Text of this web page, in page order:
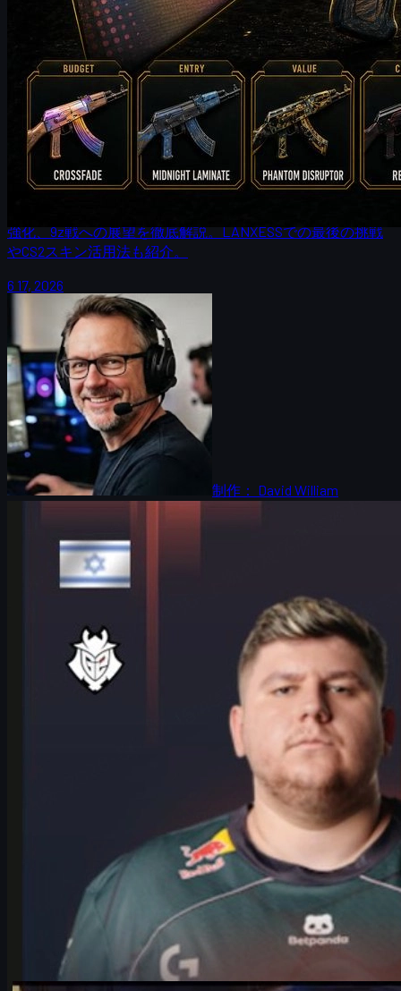
制作：Michael
カウンターストライク 26 17, 2026
FalleNが語るFURIAの調整とIEMケルン優勝への鍵
【CS2スキン事情も解説】
強化、9z戦への展望を徹底解説。LANXESSでの最後の挑戦
やCS2スキン活用法も紹介。
6 17, 2026
制作： David William
HeavyGodが語るG2とコロン・メジャー：CS2アン
カーの極意と成長物語
G2のHeavyGodがIEM Cologne Major 2026で見せたアンカーと
しての成長、メンタル面の準備、チームの課題と優勝への鍵
を深掘り。CS2/CS:GOスキン活用術も紹介。
Johnson